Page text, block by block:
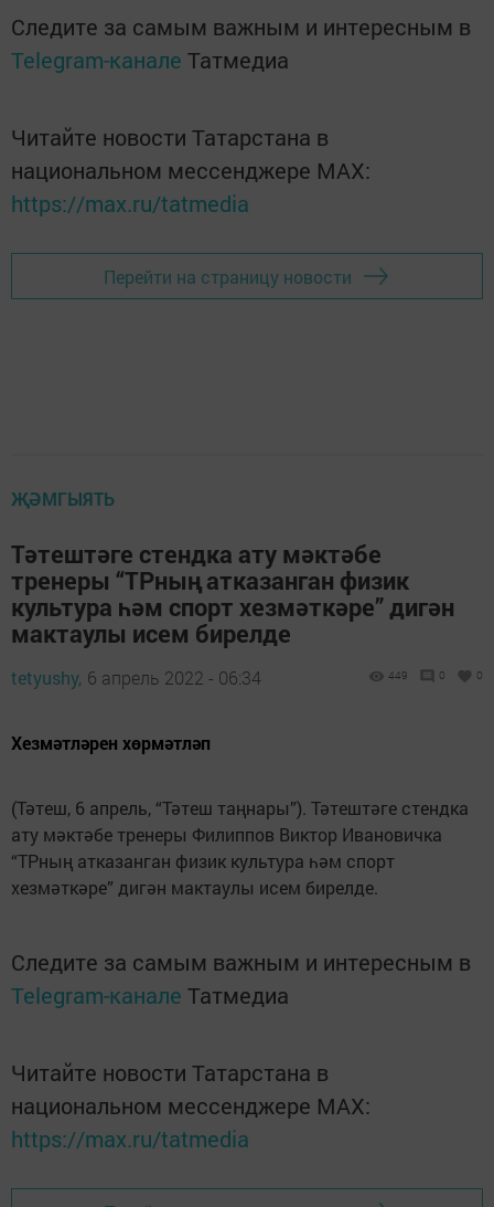
Следите за самым важным и интересным в
Telegram-канале Татмедиа
Читайте новости Татарстана в
национальном мессенджере MАХ:
https://max.ru/tatmedia
Перейти на страницу новости
ҖӘМГЫЯТЬ
Тәтештәге стендка ату мәктәбе
тренеры “ТРның атказанган физик
культура һәм спорт хезмәткәре” дигән
мактаулы исем бирелде
tetyushy, 6 апрель 2022 - 06:34 449 0 0
Хезмәтләрен хөрмәтләп
(Тәтеш, 6 апрель, “Тәтеш таңнары”). ­Тәтештәге стендка
ату мәктәбе тренеры Филиппов Виктор Ивановичка
“ТРның атказанган физик культура һәм спорт
хезмәткәре” дигән мактаулы исем бирелде.
Следите за самым важным и интересным в
Telegram-канале Татмедиа
Читайте новости Татарстана в
национальном мессенджере MАХ:
https://max.ru/tatmedia